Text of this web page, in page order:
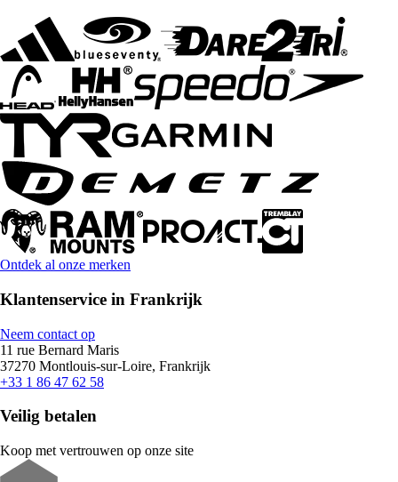
Ontdek al onze merken
Klantenservice in Frankrijk
Neem contact op
11 rue Bernard Maris
37270 Montlouis-sur-Loire, Frankrijk
+33 1 86 47 62 58
Veilig betalen
Koop met vertrouwen op onze site